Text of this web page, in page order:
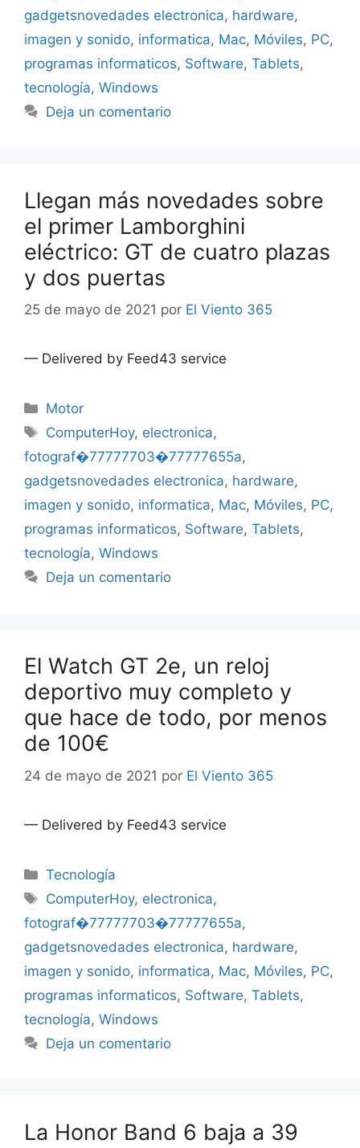
gadgetsnovedades electronica, hardware,
imagen y sonido, informatica, Mac, Móviles, PC,
programas informaticos, Software, Tablets,
tecnología, Windows
Deja un comentario
Llegan más novedades sobre
el primer Lamborghini
eléctrico: GT de cuatro plazas
y dos puertas
25 de mayo de 2021 por El Viento 365
— Delivered by Feed43 service
Categorías
Motor
Etiquetas
ComputerHoy, electronica,
fotograf�77777703�77777655a,
gadgetsnovedades electronica, hardware,
imagen y sonido, informatica, Mac, Móviles, PC,
programas informaticos, Software, Tablets,
tecnología, Windows
Deja un comentario
El Watch GT 2e, un reloj
deportivo muy completo y
que hace de todo, por menos
de 100€
24 de mayo de 2021 por El Viento 365
— Delivered by Feed43 service
Categorías
Tecnología
Etiquetas
ComputerHoy, electronica,
fotograf�77777703�77777655a,
gadgetsnovedades electronica, hardware,
imagen y sonido, informatica, Mac, Móviles, PC,
programas informaticos, Software, Tablets,
tecnología, Windows
Deja un comentario
La Honor Band 6 baja a 39